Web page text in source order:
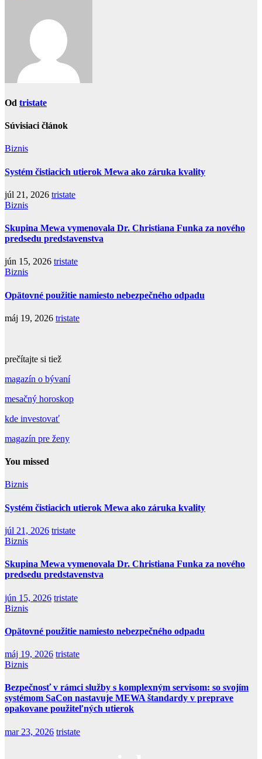
Od tristate
Súvisiaci článok
Biznis
Systém čistiacich utierok Mewa ako záruka kvality
júl 21, 2026 tristate
Biznis
Skupina Mewa vymenovala Dr. Christiana Funka za nového
predsedu predstavenstva
jún 15, 2026 tristate
Biznis
Opätovné použitie namiesto nebezpečného odpadu
máj 19, 2026 tristate
prečítajte si tiež
magazín o bývaní
mesačný horoskop
kde investovať
magazín pre ženy
You missed
Biznis
Systém čistiacich utierok Mewa ako záruka kvality
júl 21, 2026 tristate
Biznis
Skupina Mewa vymenovala Dr. Christiana Funka za nového
predsedu predstavenstva
jún 15, 2026 tristate
Biznis
Opätovné použitie namiesto nebezpečného odpadu
máj 19, 2026 tristate
Biznis
Bezpečnosť v rámci služby s komplexným servisom: so svojím
systémom SaCon nastavuje MEWA štandardy v preprave
opakovane použiteľných utierok
mar 23, 2026 tristate